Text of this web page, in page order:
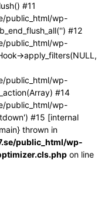
#11
public_html/wp-
#12
public_html/wp-
>apply_filters(NULL,
public_html/wp-
#14
public_html/wp-
#15 [internal
thrown in
public_html/wp-
on line